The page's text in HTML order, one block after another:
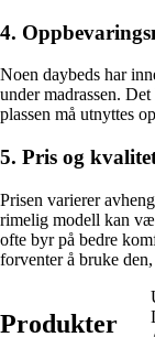
4.
Noen daybeds har
under madrassen.
plassen må utnyttes
5. Pris og
Prisen varierer
rimelig modell kan
ofte byr på bedre
forventer å bruke
Produkter